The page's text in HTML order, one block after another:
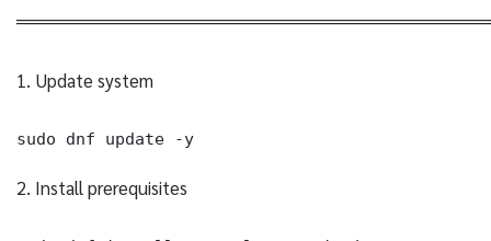
1. Update system
sudo dnf update -y
2. Install prerequisites